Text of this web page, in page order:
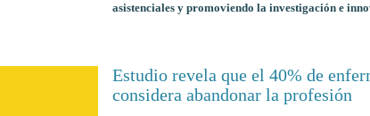
asistenciales y promoviendo la investigación e
Estudio revela que el 40% de
considera abandonar la profesión